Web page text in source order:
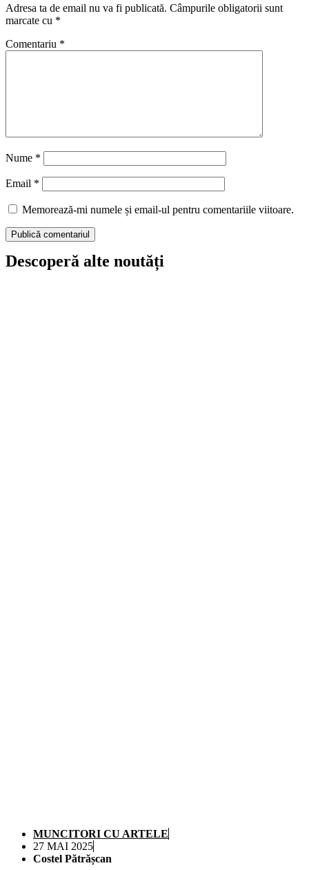
Adresa ta de email nu va fi publicată. Câmpurile obligatorii sunt
marcate cu *
Comentariu *
Nume *
Email *
Memorează-mi numele și email-ul pentru comentariile viitoare.
Descoperă alte noutăți
MUNCITORI CU ARTELE
27 MAI 2025
Costel Pătrășcan